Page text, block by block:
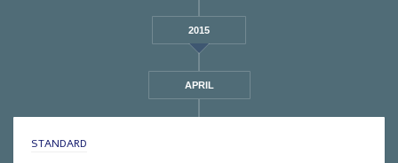
2015
APRIL
STANDARD